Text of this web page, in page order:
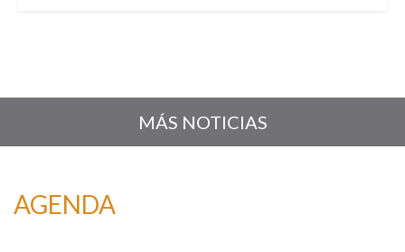
MÁS NOTICIAS
AGENDA